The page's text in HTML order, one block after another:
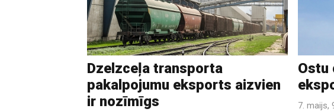
Dzelzceļa transporta
pakalpojumu eksports aizvien
ir nozīmīgs
Ostu
7. maijs,